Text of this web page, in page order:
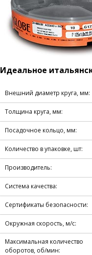
Идеальное
Внешний диаметр круга, мм:
Толщина круга, мм:
Посадочное кольцо, мм:
Количество в упаковке, шт:
Производитель:
Система качества:
Сертификаты безопасности:
Окружная скорость, м/с:
Максимальная количество
оборотов, об/мин: